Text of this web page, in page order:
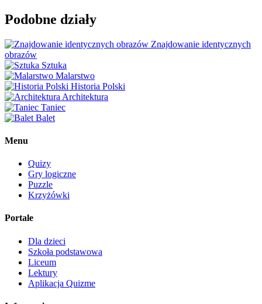
Podobne działy
Znajdowanie identycznych
obrazów
Sztuka
Malarstwo
Historia Polski
Architektura
Taniec
Balet
Menu
Quizy
Gry logiczne
Puzzle
Krzyżówki
Portale
Dla dzieci
Szkoła podstawowa
Liceum
Lektury
Aplikacja Quizme